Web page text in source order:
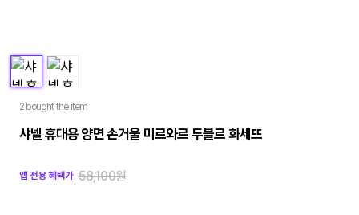
2 bought the item
샤넬 휴대용 양면 손거울 미르와르 두블르 화세뜨
앱 전용 혜택가 58,100원